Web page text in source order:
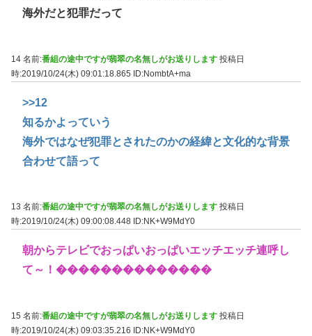
海外だと犯罪だって
14 名前:番組の途中ですが翡翠の名無しがお送りします 投稿日
時:2019/10/24(木) 09:01:18.865 ID:NombtA+ma
>>12
知るかよっていう
海外ではなぜ犯罪とされたのかの経緯と文化的な背景
合わせて語って
13 名前:番組の途中ですが翡翠の名無しがお送りします 投稿日
時:2019/10/24(木) 09:00:08.448 ID:NK+W9MdY0
朝からテレビでおっぱいおっぱいエッチエッチ連呼し
て～！��������������
15 名前:番組の途中ですが翡翠の名無しがお送りします 投稿日
時:2019/10/24(木) 09:03:35.216 ID:NK+W9MdY0